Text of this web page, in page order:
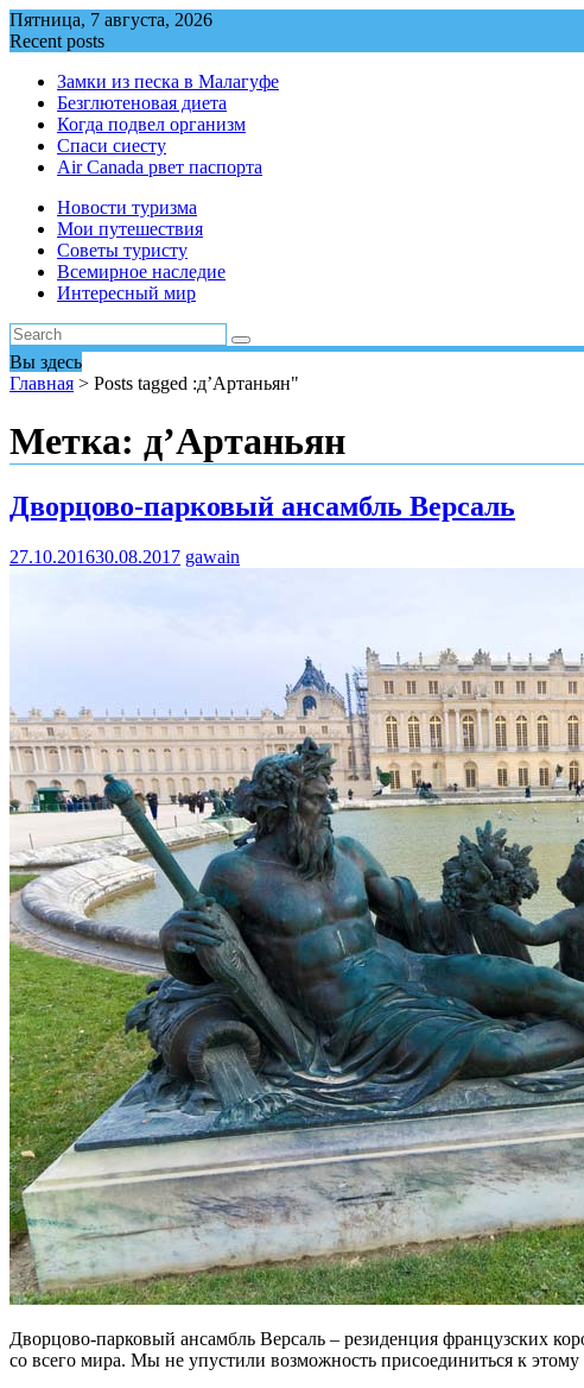
Перейти
к
Пятница, 7 августа, 2026
Recent posts
Замки из песка в Малагуфе
Безглютеновая диета
Когда подвел организм
Спаси сиесту
Air Canada рвет паспорта
Новости туризма
Мои путешествия
Советы туристу
Всемирное наследие
Интересный мир
Вы здесь
Главная > Posts tagged :д’Артаньян"
Метка: д’Артаньян
Дворцово-парковый ансамбль Версаль
27.10.201630.08.2017 gawain
Дворцово-парковый ансамбль Версаль – резиденция французских
со всего мира. Мы не упустили возможность присоединиться к